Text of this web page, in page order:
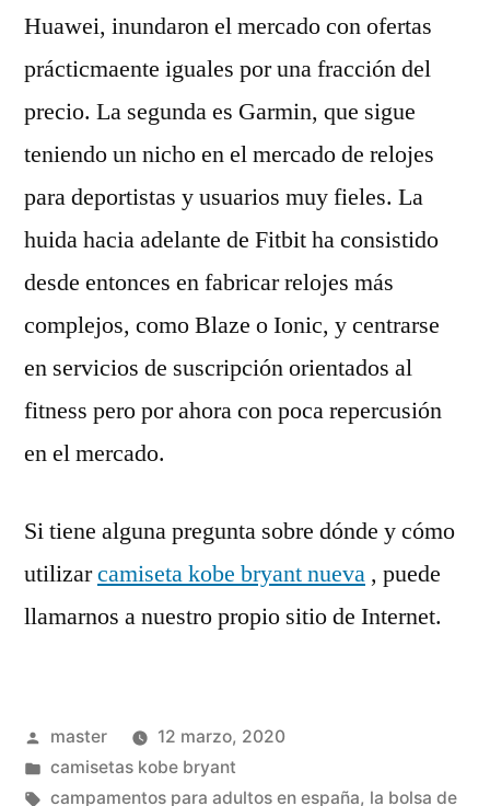
Huawei, inundaron el mercado con ofertas
prácticmaente iguales por una fracción del
precio. La segunda es Garmin, que sigue
teniendo un nicho en el mercado de relojes
para deportistas y usuarios muy fieles. La
huida hacia adelante de Fitbit ha consistido
desde entonces en fabricar relojes más
complejos, como Blaze o Ionic, y centrarse
en servicios de suscripción orientados al
fitness pero por ahora con poca repercusión
en el mercado.
Si tiene alguna pregunta sobre dónde y cómo
utilizarcamiseta kobe bryant nueva , puede
llamarnos a nuestro propio sitio de Internet.
Publicado
por
master
12 marzo, 2020
Publicado
en
camisetas kobe bryant
Etiquetas:
campamentos para adultos en españa, la bolsa de